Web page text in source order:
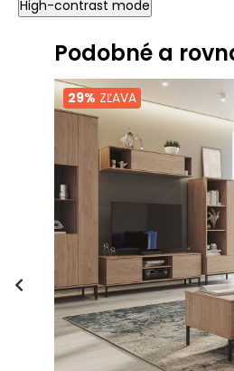
High-contrast mode
Podobné a
29% ZĽAVA